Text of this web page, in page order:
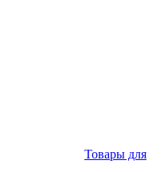
Товары для